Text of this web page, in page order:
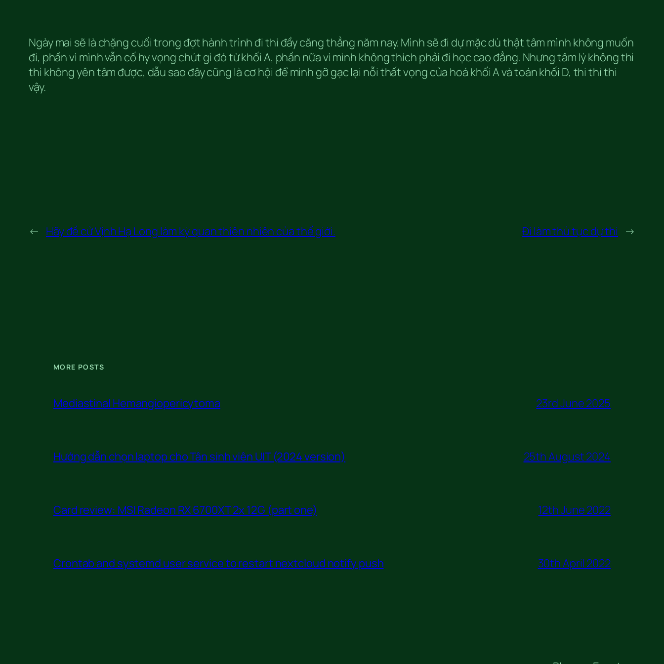
Ngày mai sẽ là chặng cuối trong đợt hành trình đi thi đầy căng thẳng năm nay. Mình sẽ đi dự mặc dù thật tâm mình không muốn
đi, phần vì mình vẫn cố hy vọng chút gì đó từ khối A, phần nữa vì mình không thích phải đi học cao đẳng. Nhưng tâm lý không thi
thì không yên tâm được, dẫu sao đây cũng là cơ hội để mình gỡ gạc lại nỗi thất vọng của hoá khối A và toán khối D, thi thì thi
vậy.
← Hãy đề cử Vịnh Hạ Long làm kỳ quan thiên nhiên của thế giới. Đi làm thủ tục dự thi →
MORE POSTS
Mediastinal Hemangiopericytoma 23rd June 2025
Hướng dẫn chọn laptop cho Tân sinh viên UIT (2024 version) 25th August 2024
Card review: MSI Radeon RX 6700XT 2x 12G (part one) 12th June 2022
Crontab and systemd user service to restart nextcloud notify push 30th April 2022